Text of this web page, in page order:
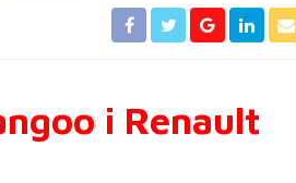
i Renault